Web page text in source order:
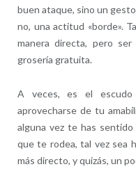
buen ataque, sino un
no, una actitud «borde».
manera directa, pero
grosería gratuita.
A veces, es el escudo
aprovecharse de tu
alguna vez te has
que te rodea, tal vez sea
más directo, y quizás, un